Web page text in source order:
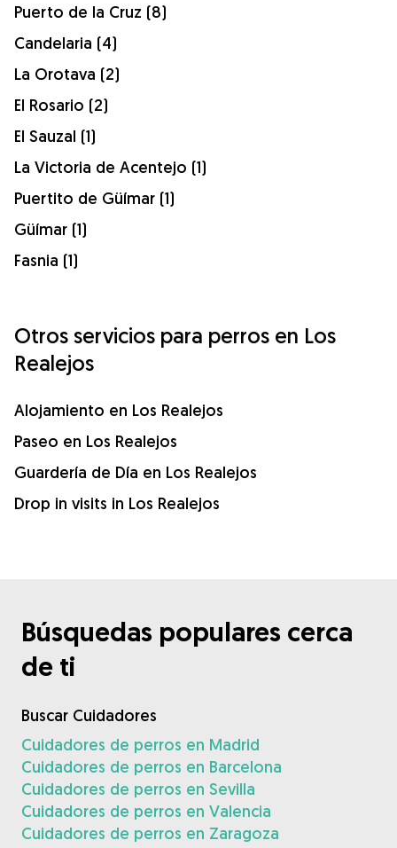
Puerto de la Cruz (8)
Candelaria (4)
La Orotava (2)
El Rosario (2)
El Sauzal (1)
La Victoria de Acentejo (1)
Puertito de Güímar (1)
Güímar (1)
Fasnia (1)
Otros servicios para perros en Los
Realejos
Alojamiento en Los Realejos
Paseo en Los Realejos
Guardería de Día en Los Realejos
Drop in visits in Los Realejos
Búsquedas populares cerca
de ti
Buscar Cuidadores
Cuidadores de perros en Madrid
Cuidadores de perros en Barcelona
Cuidadores de perros en Sevilla
Cuidadores de perros en Valencia
Cuidadores de perros en Zaragoza